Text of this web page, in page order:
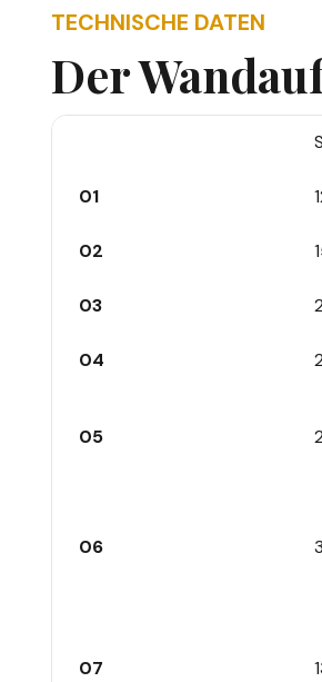
TECHNISCHE DATEN
Der
01
02
03
04
05
06
07